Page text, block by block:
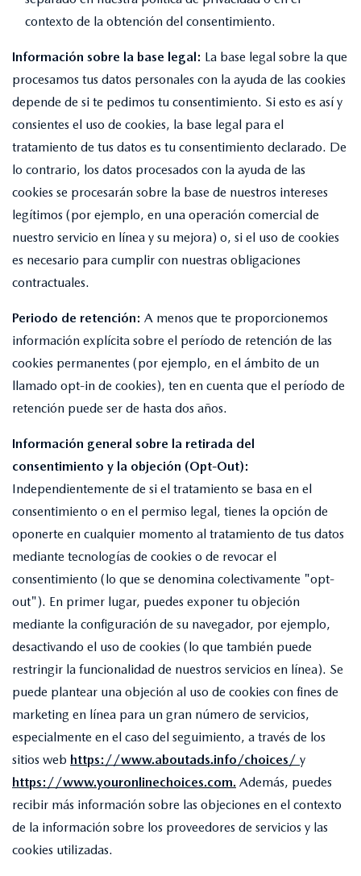
contexto de la obtención del consentimiento.
Información sobre la base legal: La base legal sobre la que
procesamos tus datos personales con la ayuda de las cookies
depende de si te pedimos tu consentimiento. Si esto es así y
consientes el uso de cookies, la base legal para el
tratamiento de tus datos es tu consentimiento declarado. De
lo contrario, los datos procesados con la ayuda de las
cookies se procesarán sobre la base de nuestros intereses
legítimos (por ejemplo, en una operación comercial de
nuestro servicio en línea y su mejora) o, si el uso de cookies
es necesario para cumplir con nuestras obligaciones
contractuales.
Periodo de retención: A menos que te proporcionemos
información explícita sobre el período de retención de las
cookies permanentes (por ejemplo, en el ámbito de un
llamado opt-in de cookies), ten en cuenta que el período de
retención puede ser de hasta dos años.
Información general sobre la retirada del
consentimiento y la objeción (Opt-Out):
Independientemente de si el tratamiento se basa en el
consentimiento o en el permiso legal, tienes la opción de
oponerte en cualquier momento al tratamiento de tus datos
mediante tecnologías de cookies o de revocar el
consentimiento (lo que se denomina colectivamente "opt-
out"). En primer lugar, puedes exponer tu objeción
mediante la configuración de su navegador, por ejemplo,
desactivando el uso de cookies (lo que también puede
restringir la funcionalidad de nuestros servicios en línea). Se
puede plantear una objeción al uso de cookies con fines de
marketing en línea para un gran número de servicios,
especialmente en el caso del seguimiento, a través de los
sitios web https://www.aboutads.info/choices/ y
https://www.youronlinechoices.com. Además, puedes
recibir más información sobre las objeciones en el contexto
de la información sobre los proveedores de servicios y las
cookies utilizadas.